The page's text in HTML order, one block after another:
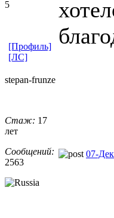
5
[Профиль]
[ЛС]
stepan-frunz​e
Стаж: 17
лет
Сообщений:
2563
07-